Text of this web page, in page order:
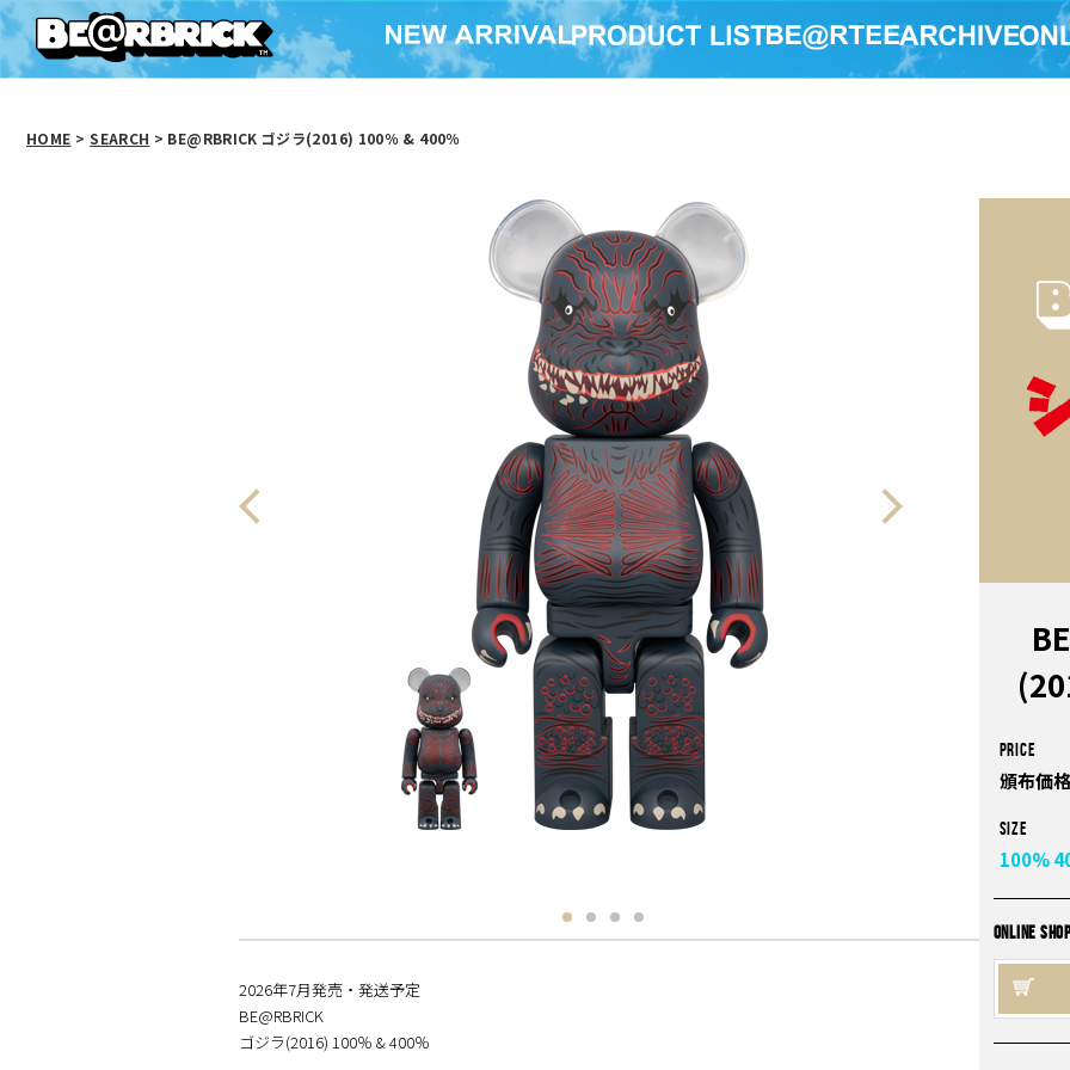
HOME > SEARCH > BE@RBRICK ゴジラ(2016) 100％ & 400％
PRICE
頒布価
Size
100%
ONLINE
2026年7月発売・発送予定
BE@RBRICK
ゴジラ(2016) 100％ & 400％